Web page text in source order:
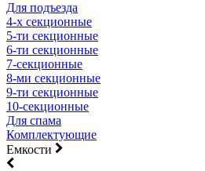
Для подъезда
4-х секционные
5-ти секционные
6-ти секционные
7-секционные
8-ми секционные
9-ти секционные
10-секционные
Для спама
Комплектующие
Емкости